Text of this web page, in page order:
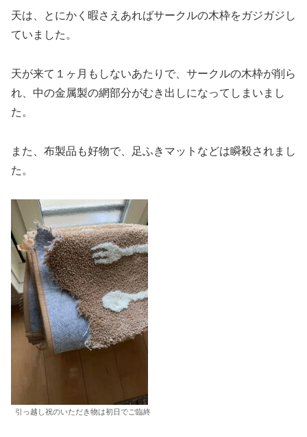
天は、とにかく暇さえあればサークルの木枠をガジガジし
ていました。
天が来て１ヶ月もしないあたりで、サークルの木枠が削ら
れ、中の金属製の網部分がむき出しになってしまいまし
た。
また、布製品も好物で、足ふきマットなどは瞬殺されまし
た。
引っ越し祝のいただき物は初日でご臨終